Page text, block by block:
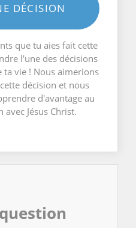
DÉCISION
que tu aies fait cette
l'une des décisions
vie ! Nous aimerions
décision et nous
d'avantage au
Jésus Christ.